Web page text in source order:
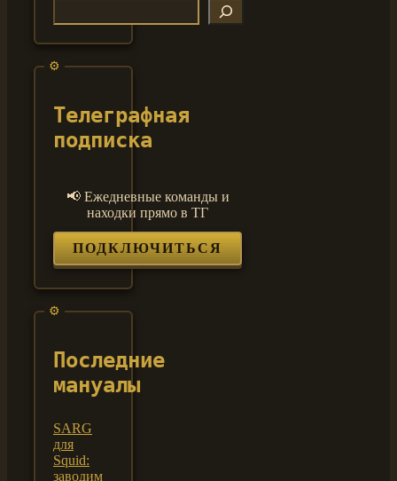
Телеграфная
подписка
📢 Ежедневные команды и
находки прямо в ТГ
ПОДКЛЮЧИТЬСЯ
Последние
мануалы
SARG
для
Squid:
заводим